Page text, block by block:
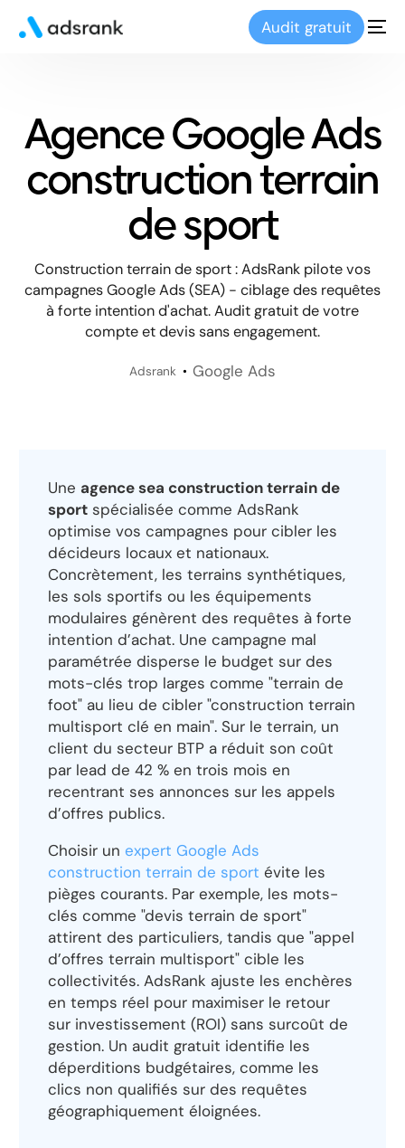
Audit gratuit
Agence Google Ads
construction terrain
de sport
Construction terrain de sport : AdsRank pilote vos
campagnes Google Ads (SEA) - ciblage des requêtes
à forte intention d'achat. Audit gratuit de votre
compte et devis sans engagement.
Adsrank Google Ads
Une agence sea construction terrain de
sport spécialisée comme AdsRank
optimise vos campagnes pour cibler les
décideurs locaux et nationaux.
Concrètement, les terrains synthétiques,
les sols sportifs ou les équipements
modulaires génèrent des requêtes à forte
intention d’achat. Une campagne mal
paramétrée disperse le budget sur des
mots-clés trop larges comme "terrain de
foot" au lieu de cibler "construction terrain
multisport clé en main". Sur le terrain, un
client du secteur BTP a réduit son coût
par lead de 42 % en trois mois en
recentrant ses annonces sur les appels
d’offres publics.
Choisir unexpert Google Ads
construction terrain de sport évite les
pièges courants. Par exemple, les mots-
clés comme "devis terrain de sport"
attirent des particuliers, tandis que "appel
d’offres terrain multisport" cible les
collectivités. AdsRank ajuste les enchères
en temps réel pour maximiser le retour
sur investissement (ROI) sans surcoût de
gestion. Un audit gratuit identifie les
déperditions budgétaires, comme les
clics non qualifiés sur des requêtes
géographiquement éloignées.